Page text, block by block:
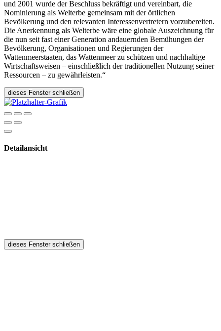
und 2001 wurde der Beschluss bekräftigt und vereinbart, die
Nominierung als Welterbe gemeinsam mit der örtlichen
Bevölkerung und den relevanten Interessenvertretern vorzubereiten.
Die Anerkennung als Welterbe wäre eine globale Auszeichnung für
die nun seit fast einer Generation andauernden Bemühungen der
Bevölkerung, Organisationen und Regierungen der
Wattenmeerstaaten, das Wattenmeer zu schützen und nachhaltige
Wirtschaftsweisen – einschließlich der traditionellen Nutzung seiner
Ressourcen – zu gewährleisten.“
dieses Fenster schließen
Detailansicht
dieses Fenster schließen